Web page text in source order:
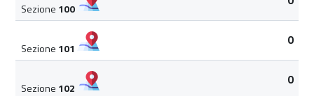
Sezione 100
Sezione 101
0
Sezione 102
0